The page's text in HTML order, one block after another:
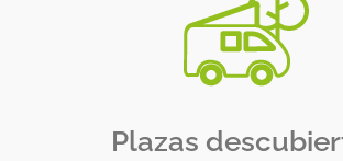
Plazas